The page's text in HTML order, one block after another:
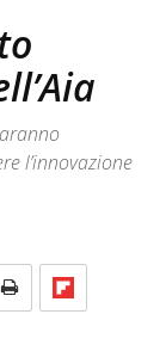
l’innovazione